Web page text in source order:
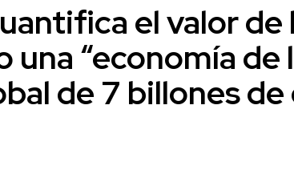
el valor de
una “economía de
de 7 billones de